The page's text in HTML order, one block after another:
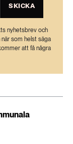
SKICKA
nyhetsbrev och
som helst säga
att få några